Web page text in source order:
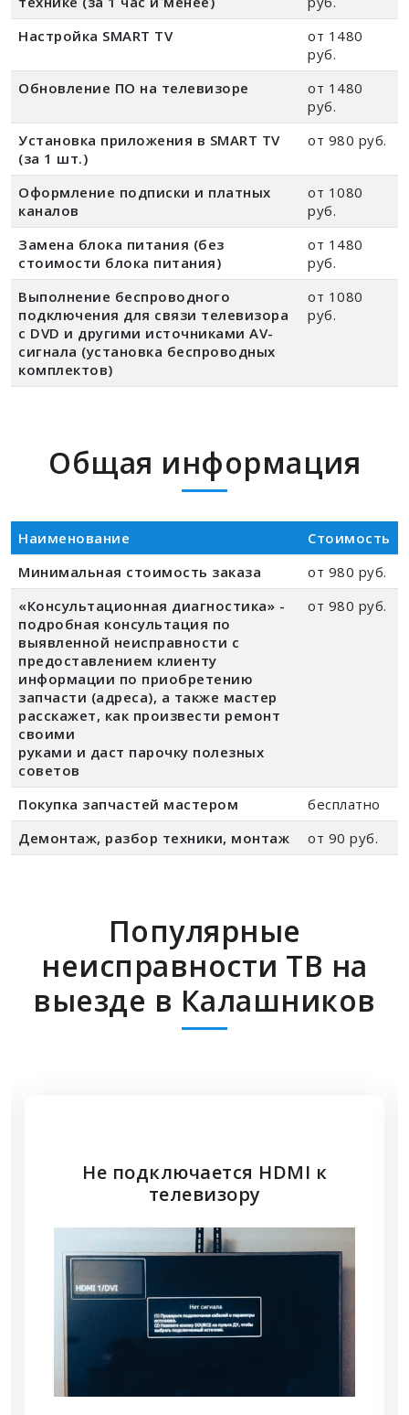
Настройка SMART TV
от 1480
руб.
Обновление ПО на телевизоре
от 1480
руб.
Установка приложения в SMART TV
(за 1 шт.)
от 980 руб.
Оформление подписки и платных
каналов
от 1080
руб.
Замена блока питания (без
стоимости блока питания)
от 1480
руб.
Выполнение беспроводного
подключения для связи телевизора
с DVD и другими источниками AV-
сигнала (установка беспроводных
комплектов)
от 1080
руб.
Общая информация
Наименование
Стоимость
Минимальная стоимость заказа
от 980 руб.
«Консультационная диагностика» -
подробная консультация по
выявленной неисправности с
предоставлением клиенту
информации по приобретению
запчасти (адреса), а также мастер
расскажет, как произвести ремонт
своими
руками и даст парочку полезных
советов
от 980 руб.
Покупка запчастей мастером
бесплатно
Демонтаж, разбор техники, монтаж
от 90 руб.
Популярные
неисправности ТВ на
выезде в Калашников
Не подключается HDMI к
телевизору